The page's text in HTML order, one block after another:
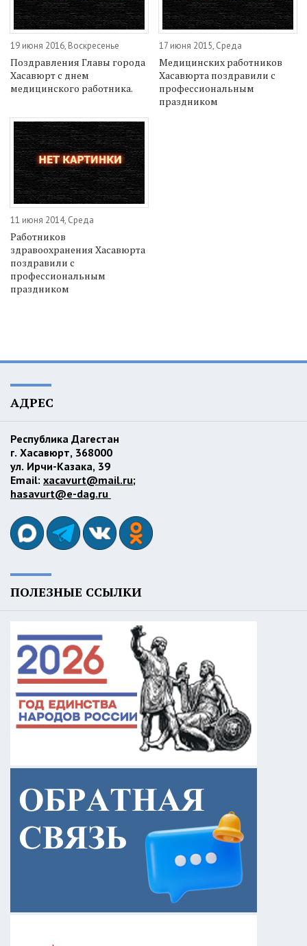
19 июня 2016, Воскресенье
Поздравления Главы города
Хасавюрт с днем
медицинского работника.
17 июня 2015, Среда
Медицинских работников
Хасавюрта поздравили с
профессиональным
праздником
11 июня 2014, Среда
Работников
здравоохранения Хасавюрта
поздравили с
профессиональным
праздником
АДРЕС
Республика Дагестан
г. Хасавюрт, 368000
ул. Ирчи-Казака, 39
Email: xacavurt@mail.ru;
hasavurt@e-dag.ru
ПОЛЕЗНЫЕ ССЫЛКИ